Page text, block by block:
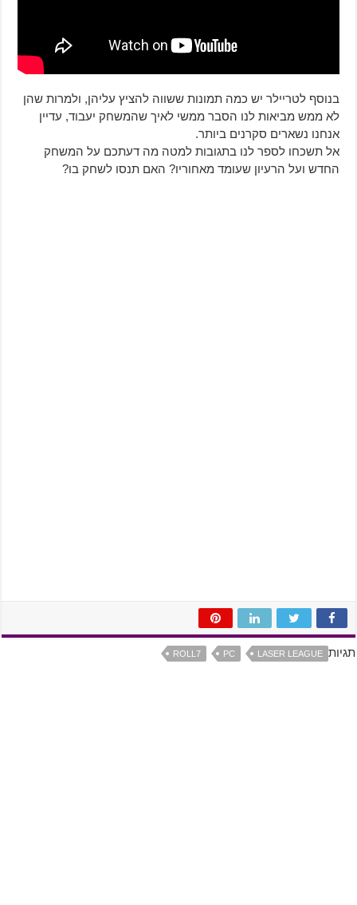
בנוסף לטריילר יש כמה תמונות ששווה להציץ עליהן, ולמרות שהן
לא ממש מביאות לנו הסבר ממשי לאיך שהמשחק יעבוד, עדיין
אנחנו נשארים סקרנים ביותר.
אל תשכחו לספר לנו בתגובות למטה מה דעתכם על המשחק
החדש ועל הרעיון שעומד מאחוריו? האם תנסו לשחק בו?
תגיות LASER LEAGUE
PC
ROLL7